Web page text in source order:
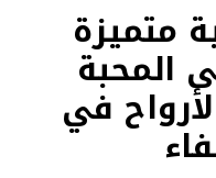
متميزة
المحبة
في